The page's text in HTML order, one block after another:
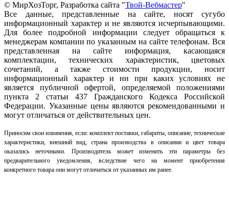
© МирХозТорг, Разработка сайта "Твой-Вебмастер"
Все данные, представленные на сайте, носят сугубо
информационный характер и не являются исчерпывающими.
Для более подробной информации следует обращаться к
менеджерам компании по указанным на сайте телефонам. Вся
представленная на сайте информация, касающаяся
комплектации, технических характеристик, цветовых
сочетаний, а также стоимости продукции, носит
информационный характер и ни при каких условиях не
является публичной офертой, определяемой положениями
пункта 2 статьи 437 Гражданского Кодекса Российской
Федерации. Указанные цены являются рекомендованными и
могут отличаться от действительных цен.
Приносим свои извинения, если: комплект поставки, габариты, описание, технические
характеристики, внешний вид, страна производства в описании и цвет товара
оказались неточными. Производитель может изменить эти параметры без
предварительного уведомления, вследствие чего на момент приобретения
конкретного товара они могут отличаться от указанных им ранее.